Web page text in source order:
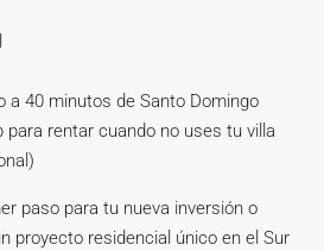
a 40 minutos de Santo Domingo
rentar cuando no uses tu villa
paso para tu nueva inversión o
proyecto residencial único en el Sur